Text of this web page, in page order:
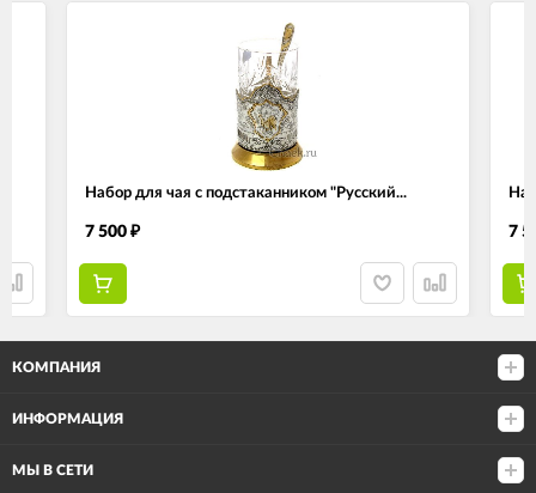
Набор для чая с подстаканником "Русский...
7 500 ₽ 7
КОМПАНИЯ
ИНФОРМАЦИЯ
МЫ В СЕТИ